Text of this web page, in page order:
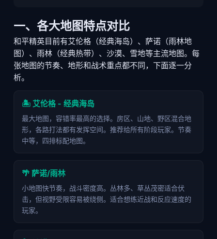
一、各大地图特点对比
和平精英目前有艾伦格（经典海岛）、萨诺（雨林地
图）、雨林（经典热带）、沙漠、雪地等主流地图。每
张地图的节奏、地形和战术重点都不同，下面逐一分
析。
🏝️ 艾伦格 - 经典海岛
最大地图，容错率最高的选择。房区、山地、野区混合地
形，各路打法都有发挥空间。推荐给所有阶段玩家。节奏
中等，四排标配地图。
🌴 萨诺/雨林
小地图快节奏，战斗密度高。丛林多、草丛茂密适合伏
击，但视野受限容易被绕侧。适合想练近战和反应速度的
玩家。